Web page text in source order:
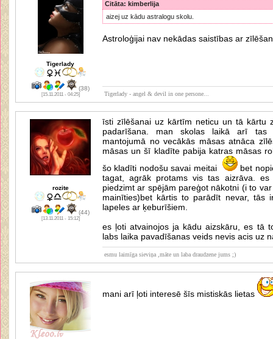
Tigerlady
(38)
[15.11.2011 - 04:25]
Citāta: kimberlija
aizej uz kādu astralogu skolu.
Astroloģijai nav nekādas saistības ar
Tigerlady - angel & devil in one persone...
rozite
(44)
[13.11.2011 - 15:12]
īsti zīlēšanai uz kārtīm neticu un tā kārtu
padarīšana. man skolas laikā arī
mantojumā no vecākās māsas atnāca
māsas un šī kladīte pabija katras māsas
šo kladīti nodošu savai meitai
bet
tagat, agrāk protams vis tas aizrāva.
piedzimt ar spējām pareģot nākotni (i to
mainīties)bet kārtis to parādīt nevar, tās
lapeles ar ķeburīšiem.
es ļoti atvainojos ja kādu aizskāru, es tā
labs laika pavadīšanas veids nevis acis uz
esmu laimīga sieviņa ,māte un laba draudzene jums ;)
mani arī ļoti interesē šīs mistiskās lietas